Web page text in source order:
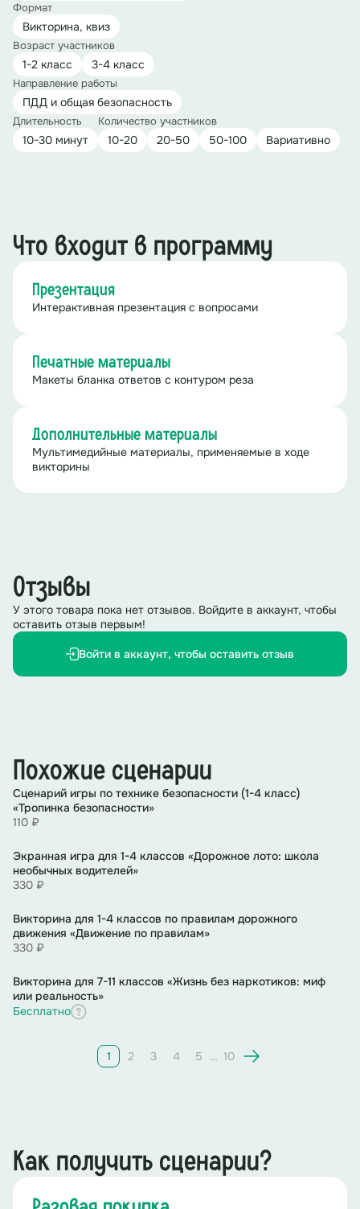
Формат
Викторина, квиз
Возраст участников
1-2 класс 3-4 класс
Направление работы
ПДД и общая безопасность
Длительность
10-30 минут
Количество участников
10-20 20-50 50-100 Вариативно
Что входит в программу
Презентация
Интерактивная презентация с вопросами
Печатные материалы
Макеты бланка ответов с контуром реза
Дополнительные материалы
Мультимедийные материалы, применяемые в ходе
викторины
Отзывы
У этого товара пока нет отзывов. Войдите в аккаунт, чтобы
оставить отзыв первым!
Войти в аккаунт, чтобы оставить отзыв
Похожие сценарии
Сценарий игры по технике безопасности (1-4 класс)
«Тропинка безопасности»
110 ₽
Экранная игра для 1-4 классов «Дорожное лото: школа
необычных водителей»
330 ₽
Викторина для 1-4 классов по правилам дорожного
движения «Движение по правилам»
330 ₽
Викторина для 7-11 классов «Жизнь без наркотиков: миф
или реальность»
Бесплатно
1 2 3 4 5 … 10
Как получить сценарии?